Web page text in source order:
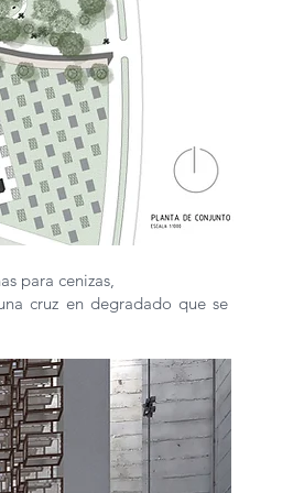
para cenizas,
cruz en degradado que se